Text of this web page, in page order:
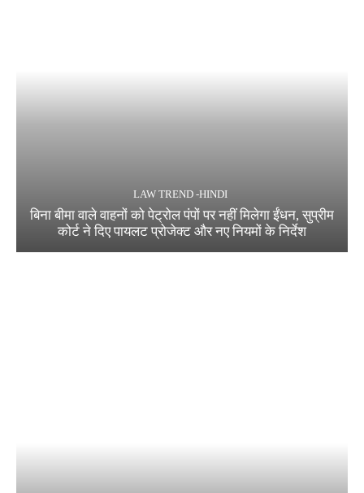
LAW TREND -HINDI
बिना बीमा वाले वाहनों को पेट्रोल पंपों पर नहीं मिलेगा ईंधन, सुप्रीम
कोर्ट ने दिए पायलट प्रोजेक्ट और नए नियमों के निर्देश